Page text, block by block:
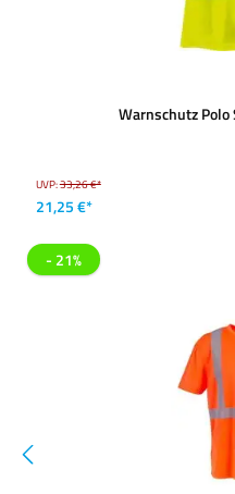
Warnschutz Polo
UVP:33,26 €*
21,25 €*
- 21%